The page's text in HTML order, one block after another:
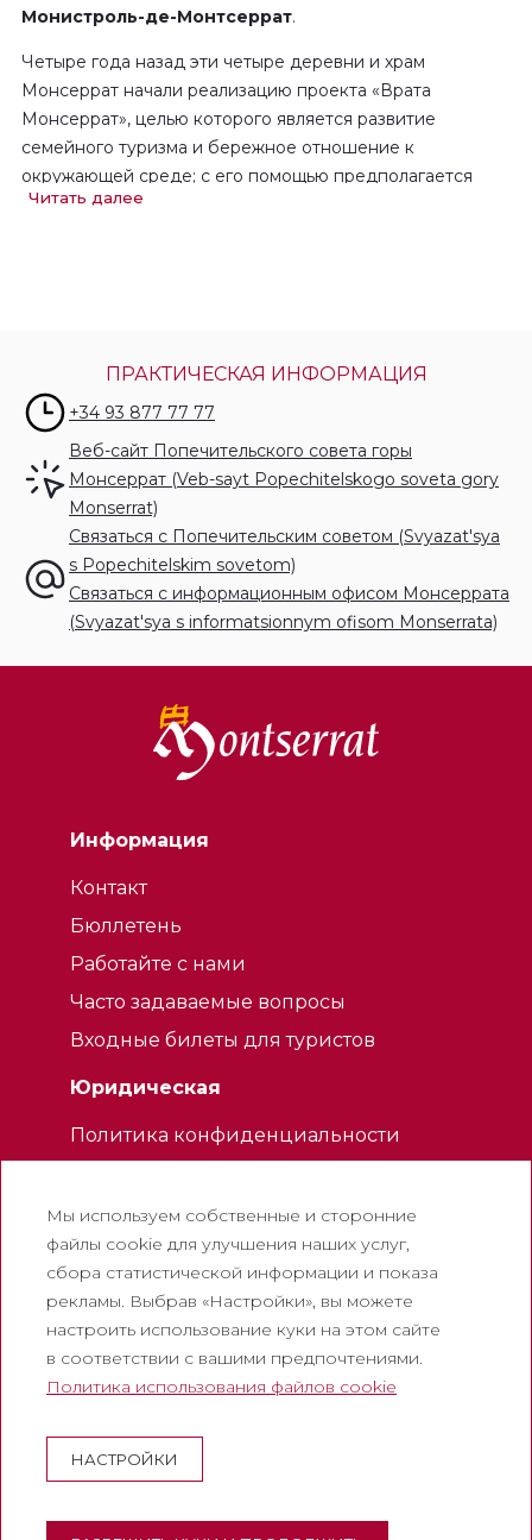
Монистроль-де-Монтсеррат.
Четыре года назад эти четыре деревни и храм
Монсеррат начали реализацию проекта «Врата
Монсеррат», целью которого является развитие
семейного туризма и бережное отношение к
окружающей среде; с его помощью предполагается
знакомить гостей с муниципалитетами, их населенными
гастрономии под маркой «Кухня Монсеррат» (Cuina de
Montserrat) и создание музейных учреждений,
посвященных Монсеррату.
Проект осуществляется при поддерждке
Попечительского совета заповедника горы
Монсеррат.
Читать далее
ПРАКТИЧЕСКАЯ ИНФОРМАЦИЯ
+34 93 877 77 77
Веб-сайт Попечительского совета горы
Монсеррат (Veb-sayt Popechitelskogo soveta gory
Monserrat)
Связаться с Попечительским советом (Svyazat'sya
s Popechitelskim sovetom)
Связаться с информационным офисом Монсеррата
(Svyazat'sya s informatsionnym ofisom Monserrata)
Информация
Контакт
Бюллетень
Работайте с нами
Часто задаваемые вопросы
Входные билеты для туристов
Юридическая
Политика конфиденциальности
Политика использования социальных
сетей
Канал для жалоб
Официальное уведомление
Корпоративный
Аббатство Монтсеррат
Эсколания де Монсеррат
Музей Монтсеррата
Мы используем собственные и сторонние
файлы cookie для улучшения наших услуг,
сбора статистической информации и показа
рекламы. Выбрав «Настройки», вы можете
настроить использование куки на этом сайте
в соответствии с вашими предпочтениями.
Политика использования файлов cookie
НАСТРОЙКИ